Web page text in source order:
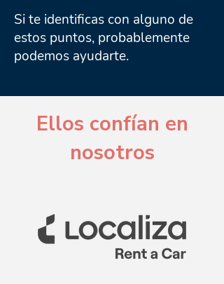
Si te identificas con alguno de
estos puntos, probablemente
podemos ayudarte.
Ellos confían en
nosotros